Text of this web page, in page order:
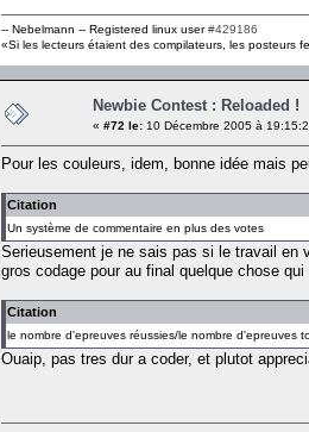
-- Nebelmann -- Registered linux user#429186
«Si les lecteurs étaient des compilateurs, les posteurs
Newbie Contest : Reloaded !
« #72 le: 10 Décembre 2005 à
Pour les couleurs, idem, bonne idée mais
Citation
Un système de commentaire en plus des votes
Serieusement je ne sais pas si le travail en
gros codage pour au final quelque chose
Citation
le nombre d'epreuves réussies/le nombre d'epreuves
Ouaip, pas tres dur a coder, et plutot